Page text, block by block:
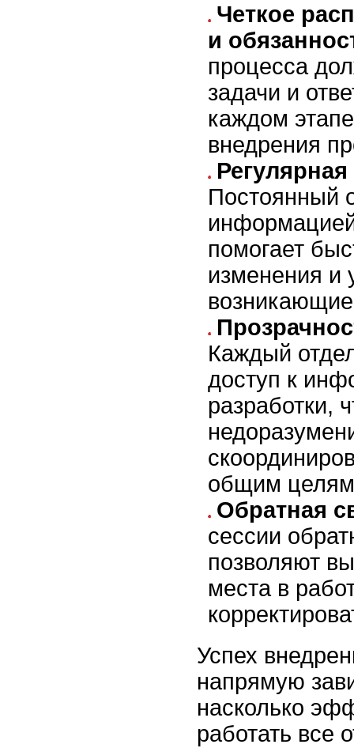
Четкое
и
процесса
задачи и
каждом
внедрения
Постоянный
помогает
изменения и
Каждый
доступ к
разработки,
общим
Обратная
сессии
позволяют
места в
Успех
напрямую
насколько
работать все